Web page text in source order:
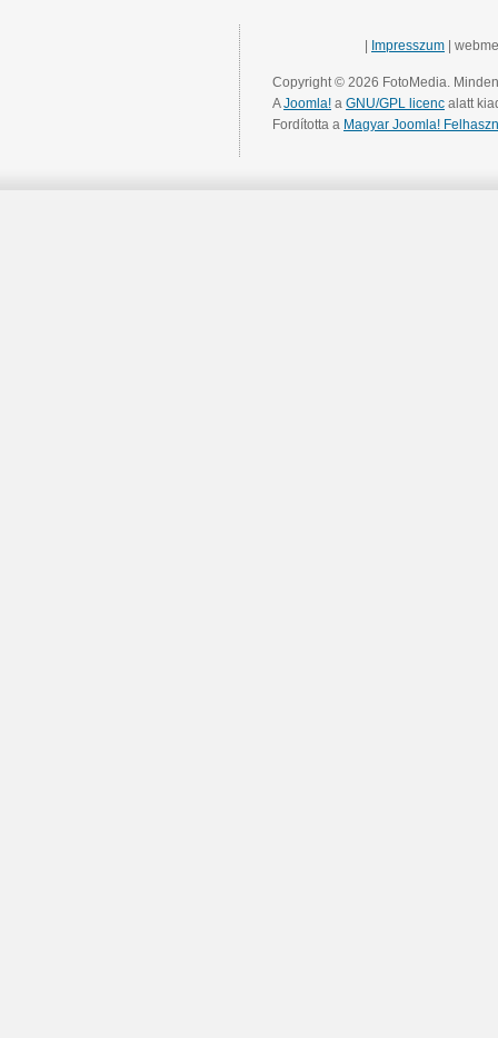
Impresszum |
Copyright © 2026 FotoMedia.
AJoomla! a GNU/GPL licenc alatt
Fordította a Magyar Joomla!